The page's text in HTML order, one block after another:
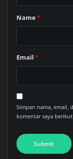
Name*
Email*
Simpan nama, email,
komentar saya